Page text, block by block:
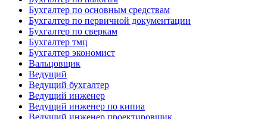
Бухгалтер по основным средствам
Бухгалтер по первичной документации
Бухгалтер по сверкам
Бухгалтер тмц
Бухгалтер экономист
Вальцовщик
Ведущий
Ведущий бухгалтер
Ведущий инженер
Ведущий инженер по кипиа
Ведущий инженер проектировщик